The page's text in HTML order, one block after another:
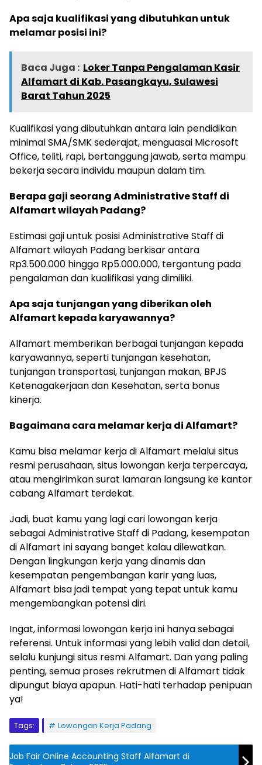
Apa saja kualifikasi yang dibutuhkan untuk
melamar posisi ini?
Baca Juga : Loker Tanpa Pengalaman Kasir
Alfamart di Kab. Pasangkayu, Sulawesi
Barat Tahun 2025
Kualifikasi yang dibutuhkan antara lain pendidikan
minimal SMA/SMK sederajat, menguasai Microsoft
Office, teliti, rapi, bertanggung jawab, serta mampu
bekerja secara individu maupun dalam tim.
Berapa gaji seorang Administrative Staff di
Alfamart wilayah Padang?
Estimasi gaji untuk posisi Administrative Staff di
Alfamart wilayah Padang berkisar antara
Rp3.500.000 hingga Rp5.000.000, tergantung pada
pengalaman dan kualifikasi yang dimiliki.
Apa saja tunjangan yang diberikan oleh
Alfamart kepada karyawannya?
Alfamart memberikan berbagai tunjangan kepada
karyawannya, seperti tunjangan kesehatan,
tunjangan transportasi, tunjangan makan, BPJS
Ketenagakerjaan dan Kesehatan, serta bonus
kinerja.
Bagaimana cara melamar kerja di Alfamart?
Kamu bisa melamar kerja di Alfamart melalui situs
resmi perusahaan, situs lowongan kerja terpercaya,
atau mengirimkan surat lamaran langsung ke kantor
cabang Alfamart terdekat.
Jadi, buat kamu yang lagi cari lowongan kerja
sebagai Administrative Staff di Padang, kesempatan
di Alfamart ini sayang banget kalau dilewatkan.
Dengan lingkungan kerja yang dinamis dan
kesempatan pengembangan karir yang luas,
Alfamart bisa jadi tempat yang tepat untuk kamu
mengembangkan potensi diri.
Ingat, informasi lowongan kerja ini hanya sebagai
referensi. Untuk informasi yang lebih valid dan detail,
selalu kunjungi situs resmi Alfamart. Dan yang paling
penting, semua proses rekrutmen di Alfamart tidak
dipungut biaya apapun. Hati-hati terhadap penipuan
ya!
Tags: Lowongan Kerja Padang
Job Fair Online Accounting Staff Alfamart di